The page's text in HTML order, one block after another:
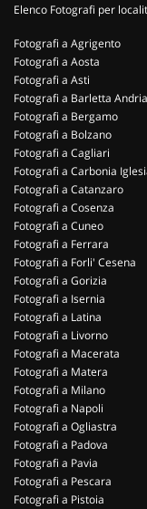
Elenco Fotografi per
Fotografi a Agrigento
Fotografi a Aosta
Fotografi a Asti
Fotografi a Barletta
Fotografi a Bergamo
Fotografi a Bolzano
Fotografi a Cagliari
Fotografi a Carbonia
Fotografi a Catanzaro
Fotografi a Cosenza
Fotografi a Cuneo
Fotografi a Ferrara
Fotografi a Forli' Cesena
Fotografi a Gorizia
Fotografi a Isernia
Fotografi a Latina
Fotografi a Livorno
Fotografi a Macerata
Fotografi a Matera
Fotografi a Milano
Fotografi a Napoli
Fotografi a Ogliastra
Fotografi a Padova
Fotografi a Pavia
Fotografi a Pescara
Fotografi a Pistoia